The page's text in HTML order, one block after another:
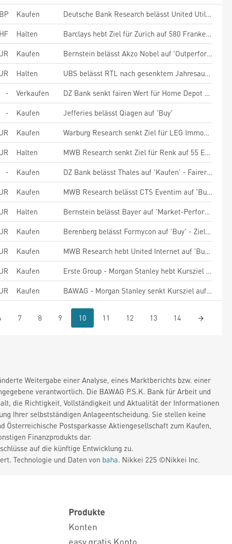
Kaufen
Deutsche Bank Research belässt United Utilities auf 'Buy'
Halten
Barclays hebt Ziel für Zurich auf 580 Franken - 'Equal Weight'
Kaufen
Bernstein belässt Akzo Nobel auf 'Outperform'
Halten
UBS belässt RTL nach gesenktem Jahresausblick auf 'Neutral'
- Verkaufen
DZ Bank senkt fairen Wert für Home Depot auf 300 Dollar
- Kaufen
Jefferies belässt Qiagen auf 'Buy'
Kaufen
Warburg Research senkt Ziel für LEG Immobilien - 'Buy'
Halten
MWB Research senkt Ziel für Renk auf 55 Euro - 'Hold'
- Kaufen
DZ Bank belässt Thales auf 'Kaufen' - Fairer Wert 300 Euro
Kaufen
MWB Research belässt CTS Eventim auf 'Buy' - Ziel 100 Euro
Halten
Bernstein belässt Bayer auf 'Market-Perform' - Ziel 30 Euro
Kaufen
Berenberg belässt Formycon auf 'Buy' - Ziel 30 Euro
Kaufen
MWB Research hebt United Internet auf 'Buy' - Ziel 28 Euro
Kaufen
Erste Group - Morgan Stanley hebt Kursziel auf 108 Euro, "Overweight"
Kaufen BAWAG - Morgan Stanley senkt Kursziel auf 146 Euro, "Overweight"
7 8 9 10 11 12 13 14
Weitergabe einer Analyse, eines Marktberichts bzw. einer
verantwortlich. Die BAWAG P.S.K. Bank für Arbeit und
die Richtigkeit, Vollständigkeit und Aktualität der Informationen
Ihrer selbstständigen Anlageentscheidung. Sie stellen keine
Österreichische Postsparkasse Aktiengesellschaft zum Kaufen,
Finanzprodukts dar.
auf die künftige Entwicklung zu.
Technologie und Daten von baha. Nikkei 225 ©Nikkei Inc.
Produkte
Konten
easy gratis Konto